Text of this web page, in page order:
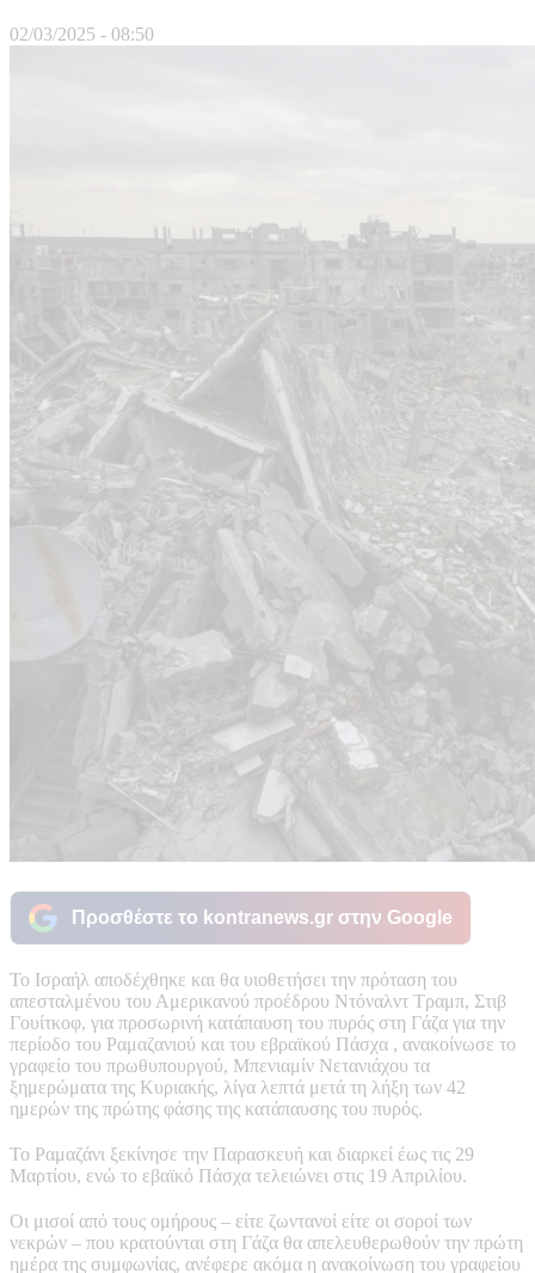
02/03/2025 - 08:50
Προσθέστε το kontranews.gr στην Google
Το Ισραήλ αποδέχθηκε και θα υιοθετήσει την πρόταση του
απεσταλμένου του Αμερικανού προέδρου Ντόναλντ Τραμπ, Στιβ
Γουίτκοφ, για προσωρινή κατάπαυση του πυρός στη Γάζα για την
περίοδο του Ραμαζανιού και του εβραϊκού Πάσχα , ανακοίνωσε το
γραφείο του πρωθυπουργού, Μπενιαμίν Νετανιάχου τα
ξημερώματα της Κυριακής, λίγα λεπτά μετά τη λήξη των 42
ημερών της πρώτης φάσης της κατάπαυσης του πυρός.
Το Ραμαζάνι ξεκίνησε την Παρασκευή και διαρκεί έως τις 29
Μαρτίου, ενώ το εβαϊκό Πάσχα τελειώνει στις 19 Απριλίου.
Οι μισοί από τους ομήρους – είτε ζωντανοί είτε οι σοροί των
νεκρών – που κρατούνται στη Γάζα θα απελευθερωθούν την πρώτη
ημέρα της συμφωνίας, ανέφερε ακόμα η ανακοίνωση του γραφείου